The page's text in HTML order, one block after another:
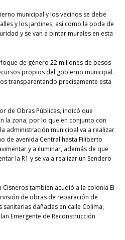
municipal y los vecinos se debe
y los jardines, así como la poda de
y se van a pintar murales en esta
de género 22 millones de pesos
propios del gobierno municipal.
transparentando precisamente esta
de Obras Públicas, indicó que
la zona, por lo que en conjunto con
administración municipal va a realizar
de avenida Central hasta Filiberto
y a iluminar, además de que
la R1 y se va a realizar un Sendero
también acudió a la colonia El
de obras de reparación de
dañadas en calle Colima,
Emergente de Reconstrucción